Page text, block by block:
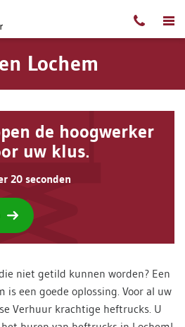
Lochem
de hoogwerker
uw klus.
20 seconden
niet getild kunnen worden? Een
een goede oplossing. Voor al uw
Verhuur krachtige heftrucks. U